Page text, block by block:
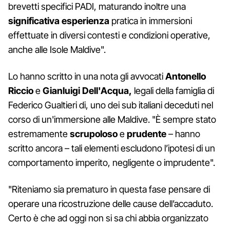
brevetti specifici PADI, maturando inoltre una
significativa esperienza pratica in immersioni
effettuate in diversi contesti e condizioni operative,
anche alle Isole Maldive".
Lo hanno scritto in una nota gli avvocatiAntonello
RiccioeGianluigi Dell'Acqua, legali della famiglia di
Federico Gualtieri di, uno dei sub italiani deceduti nel
corso di un'immersione alle Maldive. "È sempre stato
estremamentescrupolosoeprudente– hanno
scritto ancora – tali elementi escludono l’ipotesi di un
comportamento imperito, negligente o imprudente".
"Riteniamo sia prematuro in questa fase pensare di
operare una ricostruzione delle cause dell’accaduto.
Certo è che ad oggi non si sa chi abbia organizzato